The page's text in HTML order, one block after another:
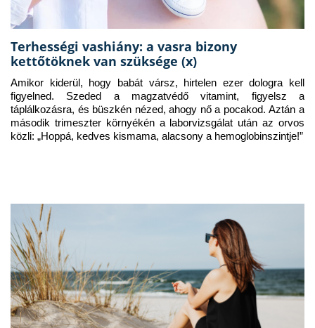
Terhességi vashiány: a vasra bizony
kettőtöknek van szüksége (x)
Amikor kiderül, hogy babát vársz, hirtelen ezer dologra kell
figyelned. Szeded a magzatvédő vitamint, figyelsz a
táplálkozásra, és büszkén nézed, ahogy nő a pocakod. Aztán a
második trimeszter környékén a laborvizsgálat után az orvos
közli: „Hoppá, kedves kismama, alacsony a hemoglobinszintje!”